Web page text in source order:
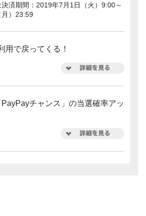
済期間：2019年7月1日（火）9:00～
）23:59
用で戻ってくる！
チャンス」の当選確率アッ